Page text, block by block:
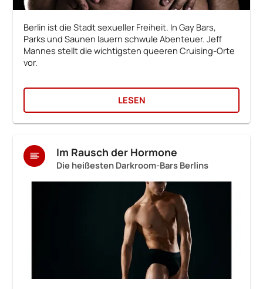
Berlin ist die Stadt sexueller Freiheit. In Gay Bars,
Parks und Saunen lauern schwule Abenteuer. Jeff
Mannes stellt die wichtigsten queeren Cruising-Orte
vor.
LESEN
Im Rausch der Hormone
Die heißesten Darkroom-Bars Berlins